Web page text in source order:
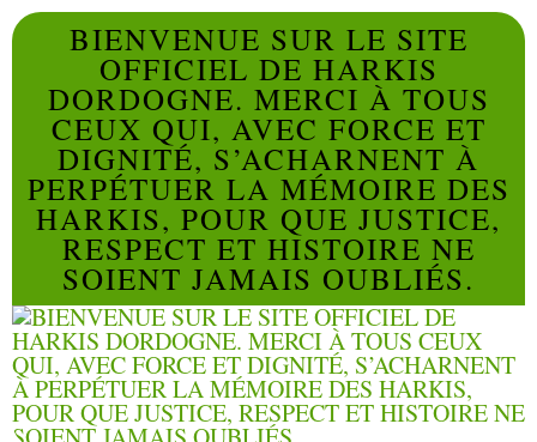
BIENVENUE SUR LE SITE
OFFICIEL DE HARKIS
DORDOGNE. MERCI À TOUS
CEUX QUI, AVEC FORCE ET
DIGNITÉ, S’ACHARNENT À
PERPÉTUER LA MÉMOIRE DES
HARKIS, POUR QUE JUSTICE,
RESPECT ET HISTOIRE NE
SOIENT JAMAIS OUBLIÉS.